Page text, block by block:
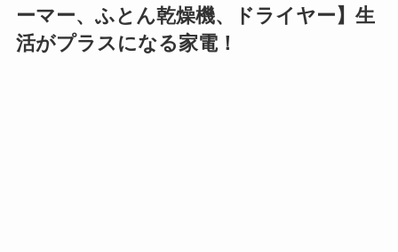
ーマー、ふとん乾燥機、ドライヤー】生
活がプラスになる家電！